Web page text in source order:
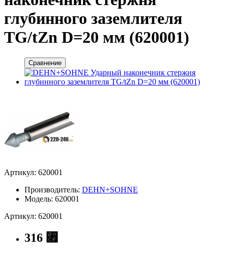
глубинного заземлителя
TG/tZn D=20 мм (620001)
Сравнение
Артикул: 620001
Производитель: DEHN+SOHNE
Модель: 620001
Артикул: 620001
316 ⃏